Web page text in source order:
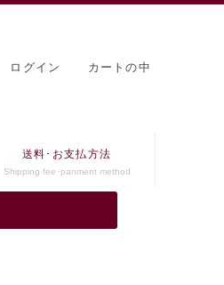
ログイン カートの中
送料･お支払方法
Shipping fee･panment method